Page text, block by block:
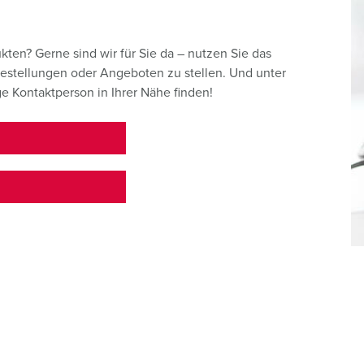
Gerne sind wir für Sie da – nutzen Sie das
oder Angeboten zu stellen. Und unter
Kontaktperson in Ihrer Nähe finden!